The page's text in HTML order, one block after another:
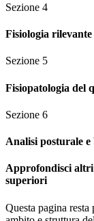
Sezione 4
Fisiologia rilevante
Sezione 5
Fisiopatologia del
Sezione 6
Analisi posturale e
Approfondisci
superiori
Questa pagina